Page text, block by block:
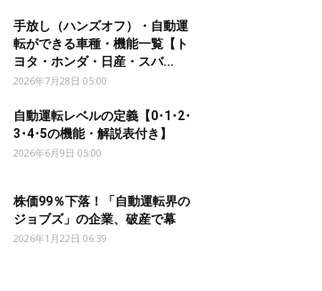
手放し（ハンズオフ）・自動運
転ができる車種・機能一覧【ト
ヨタ・ホンダ・日産・スバ...
2026年7月28日 05:00
自動運転レベルの定義【0･1･2･
3･4･5の機能・解説表付き】
2026年6月9日 05:00
株価99％下落！「自動運転界の
ジョブズ」の企業、破産で幕
2026年1月22日 06:39